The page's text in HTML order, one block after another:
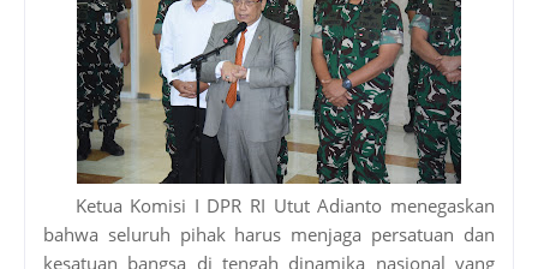
Ketua Komisi I DPR RI Utut Adianto menegaskan
bahwa seluruh pihak harus menjaga persatuan dan
kesatuan bangsa di tengah dinamika nasional yang